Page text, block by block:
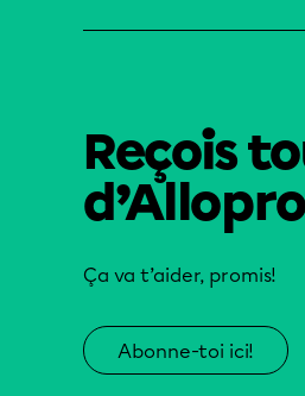
Reçois
Ça va t’aider, promis!
Abonne-toi ici!